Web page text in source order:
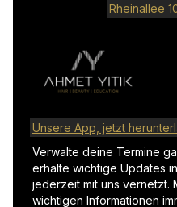
Rheinallee
Unsere App, jetzt
Verwalte deine Termine
erhalte wichtige Updates
jederzeit mit uns vernetzt.
wichtigen Informationen